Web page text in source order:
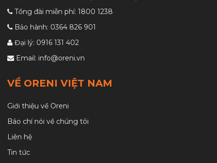
Tổng đài miễn phí: 1800 1238
Bảo hành: 0364 826 901
Đại lý: 0916 131 402
Email: info@oreni.vn
VỀ ORENI VIỆT NAM
Giới thiệu về Oreni
Báo chí nói về chúng tôi
Liên hệ
Tin tức